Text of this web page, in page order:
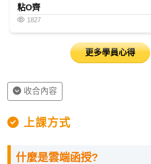
粘O齊
1827
更多學員心得
收合內容
上課方式
什麼是雲端函授?